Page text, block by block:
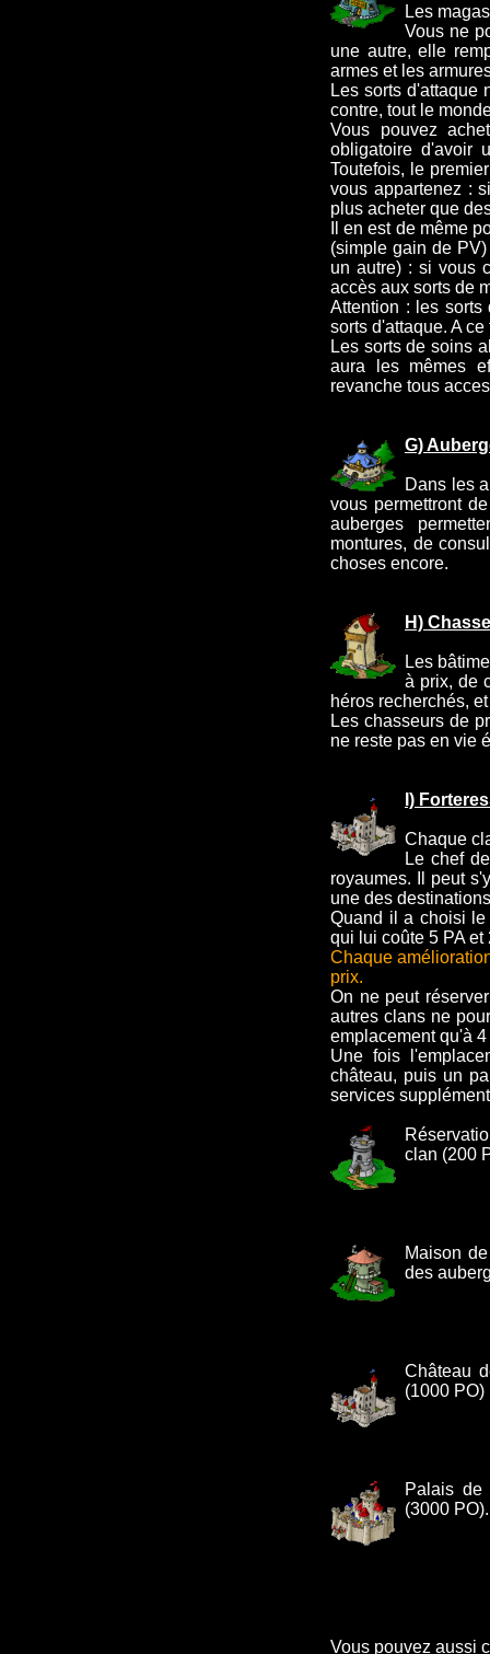
Les
Vous ne
une autre, elle
armes et les
Les sorts d'attaque
contre, tout le
Vous pouvez
obligatoire d'avoir
Toutefois, le
vous appartenez :
plus acheter que
Il en est de même
(simple gain de
un autre) : si vous
accès aux sorts de
Attention : les
sorts d'attaque. A
Les sorts de soins
aura les mêmes
revanche tous
G)
Dans les
vous permettront
auberges
montures, de
choses encore.
H)
Les
à prix, de
héros recherchés,
Les chasseurs de
ne reste pas en vie
I)
Chaque
Le chef
royaumes. Il peut
une des
Quand il a choisi
qui lui coûte 5 PA
Chaque
prix.
On ne peut
autres clans ne
emplacement qu'à
Une fois
château, puis un
services
clan (200
Maison
des
Château
(1000 PO)
Palais
(3000 PO).
Vous pouvez aussi